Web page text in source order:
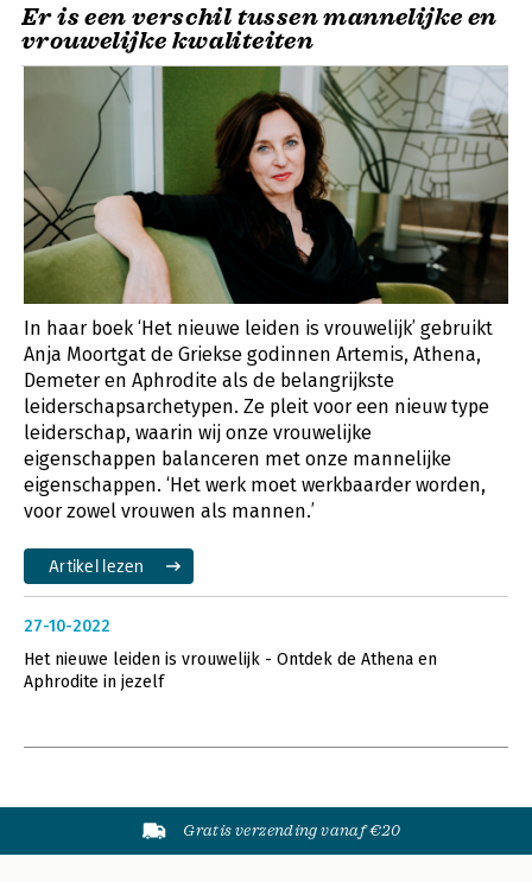
Er is een verschil tussen mannelijke en
vrouwelijke kwaliteiten
In haar boek ‘Het nieuwe leiden is vrouwelijk’ gebruikt
Anja Moortgat de Griekse godinnen Artemis, Athena,
Demeter en Aphrodite als de belangrijkste
leiderschapsarchetypen. Ze pleit voor een nieuw type
leiderschap, waarin wij onze vrouwelijke
eigenschappen balanceren met onze mannelijke
eigenschappen. ‘Het werk moet werkbaarder worden,
voor zowel vrouwen als mannen.’
Artikel lezen
27-10-2022
Het nieuwe leiden is vrouwelijk - Ontdek de Athena en
Aphrodite in jezelf
Gratis verzending vanaf €20